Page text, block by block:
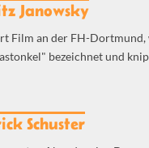
Janowsky
Film an der FH-Dortmund,
bezeichnet und
Schuster